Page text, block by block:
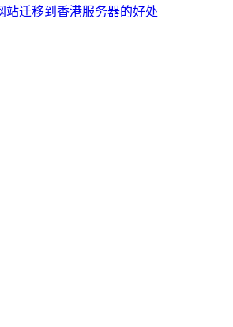
站迁移到香港服务器的好处